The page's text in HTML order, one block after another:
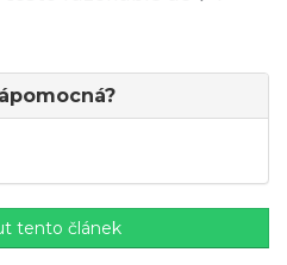
tento článek